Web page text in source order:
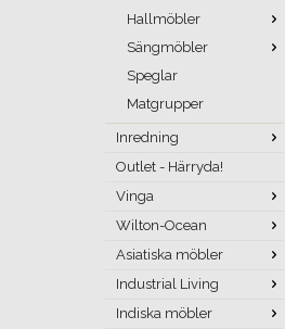
Hallmöbler
Sängmöbler
Speglar
Matgrupper
Inredning
Outlet - Härryda!
Vinga
Wilton-Ocean
Asiatiska möbler
Industrial Living
Indiska möbler